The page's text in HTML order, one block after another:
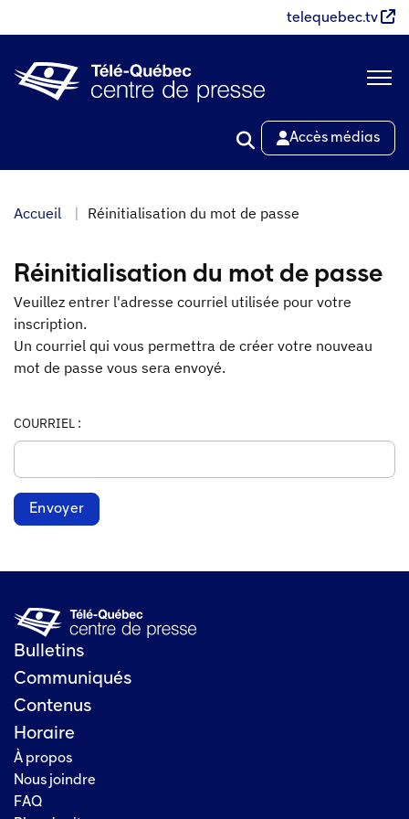
au
principal
telequebec.tv
Accès médias
Accueil Réinitialisation du mot de passe
Réinitialisation du mot de passe
Veuillez entrer l'adresse courriel utilisée pour votre
inscription.
Un courriel qui vous permettra de créer votre nouveau
mot de passe vous sera envoyé.
COURRIEL :
Envoyer
Bulletins
Communiqués
Contenus
Horaire
À propos
Nous joindre
FAQ